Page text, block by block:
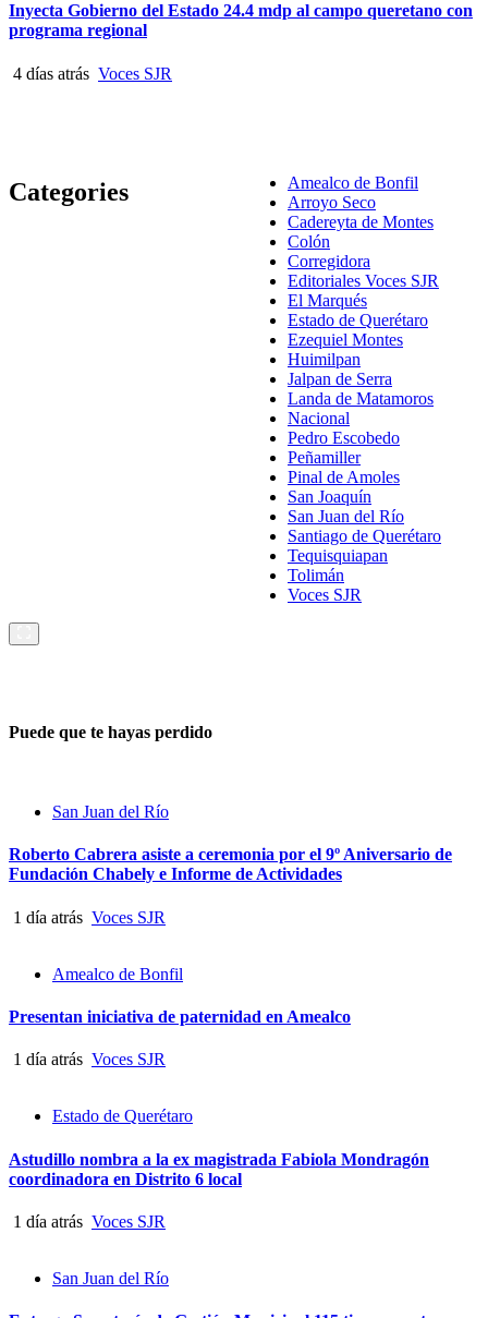
Inyecta Gobierno del Estado 24.4 mdp al campo queretano con
programa regional
4 días atrás Voces SJR
Categories
Amealco de Bonfil
Arroyo Seco
Cadereyta de Montes
Colón
Corregidora
Editoriales Voces SJR
El Marqués
Estado de Querétaro
Ezequiel Montes
Huimilpan
Jalpan de Serra
Landa de Matamoros
Nacional
Pedro Escobedo
Peñamiller
Pinal de Amoles
San Joaquín
San Juan del Río
Santiago de Querétaro
Tequisquiapan
Tolimán
Voces SJR
Puede que te hayas perdido
San Juan del Río
Roberto Cabrera asiste a ceremonia por el 9º Aniversario de
Fundación Chabely e Informe de Actividades
1 día atrás Voces SJR
Amealco de Bonfil
Presentan iniciativa de paternidad en Amealco
1 día atrás Voces SJR
Estado de Querétaro
Astudillo nombra a la ex magistrada Fabiola Mondragón
coordinadora en Distrito 6 local
1 día atrás Voces SJR
San Juan del Río